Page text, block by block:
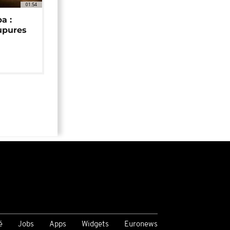
01:54
:
Jobs Apps Widgets Euronews